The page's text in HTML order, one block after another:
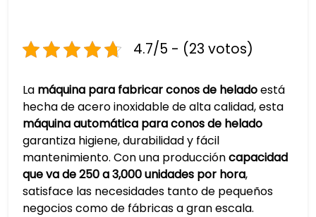
4.7/5 - (23 votos)
La máquina para fabricar conos de heladoestá
hecha de acero inoxidable de alta calidad, esta
máquina automática para conos de helado
garantiza higiene, durabilidad y fácil
mantenimiento. Con una produccióncapacidad
que va de 250 a 3,000 unidades por hora,
satisface las necesidades tanto de pequeños
negocios como de fábricas a gran escala.